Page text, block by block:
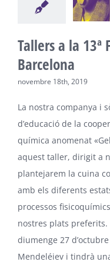
Tallers a la 13ª
Barcelona
novembre 18th, 2019
La nostra companya i
d’educació de la
química anomenat
aquest taller, dirigit a
plantejarem la cuina
amb els diferents
processos
nostres plats
diumenge 27
Mendeléiev i tindrà